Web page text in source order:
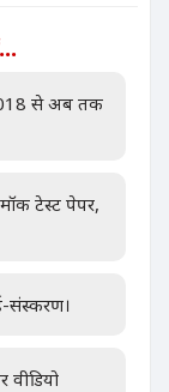
2018 से अब तक
मॉक टेस्ट पेपर,
संस्करण।
वीडियो